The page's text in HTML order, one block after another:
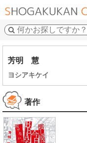
芳明 慧
ヨシアキケイ
著作